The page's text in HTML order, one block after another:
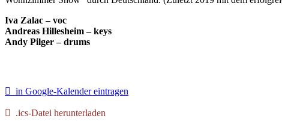
Iva Zalac – voc
Andreas Hillesheim – keys
Andy Pilger – drums
in Google-Kalender eintragen
.ics-Datei herunterladen